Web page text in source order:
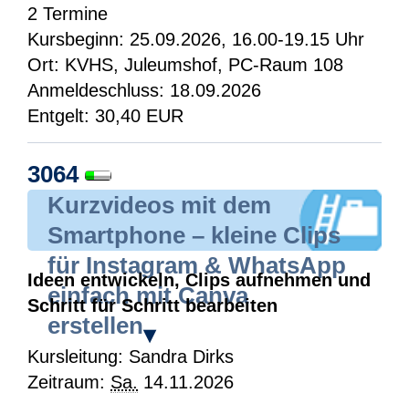
2 Termine
Kursbeginn: 25.09.2026, 16.00-19.15 Uhr
Ort: KVHS, Juleumshof, PC-Raum 108
Anmeldeschluss: 18.09.2026
Entgelt: 30,40 EUR
3064
Kurzvideos mit dem
Smartphone – kleine Clips
für Instagram & WhatsApp
einfach mit Canva
erstellen▾
Ideen entwickeln, Clips aufnehmen und
Schritt für Schritt bearbeiten
Kursleitung: Sandra Dirks
Zeitraum: Sa. 14.11.2026